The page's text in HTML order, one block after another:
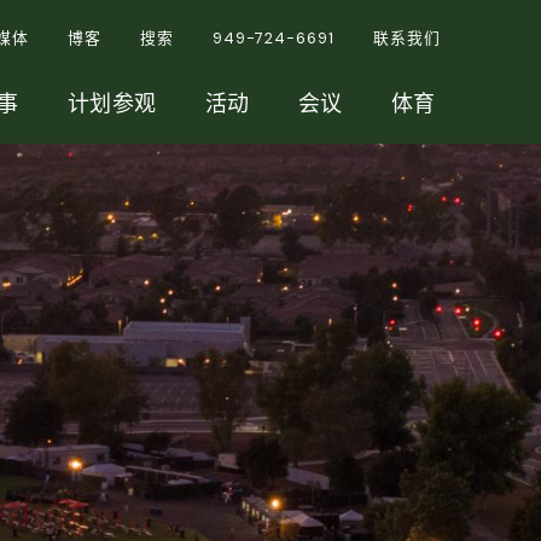
体 博客 搜索 949-724-6691 联系我们
计划参观 活动 会议 体育